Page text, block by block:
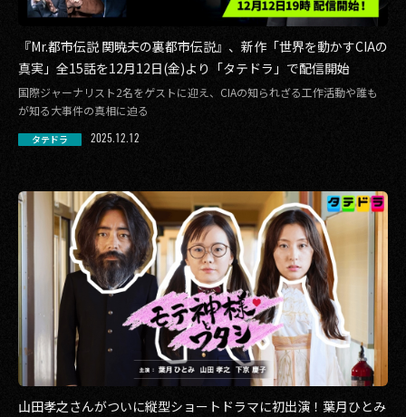
『Mr.都市伝説 関暁夫の裏都市伝説』、新作「世界を動かすCIAの
真実」全15話を12月12日(金)より「タテドラ」で配信開始
国際ジャーナリスト2名をゲストに迎え、CIAの知られざる工作活動や誰も
が知る大事件の真相に迫る
タテドラ 2025.12.12
山田孝之さんがついに縦型ショートドラマに初出演！葉月ひとみ